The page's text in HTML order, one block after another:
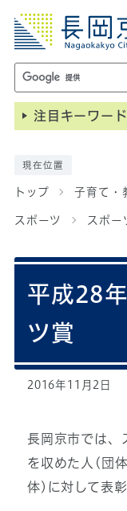
注目キーワード
現在位置
トップ 子育て・
スポーツ スポー
平成28
ツ賞
2016年11月2日
長岡京市では、
を収めた人(団
体)に対して表彰